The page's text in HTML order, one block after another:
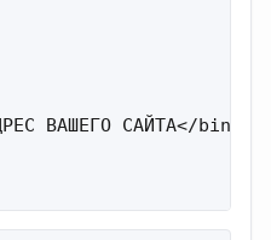
ВАШЕГО САЙТА</bind-